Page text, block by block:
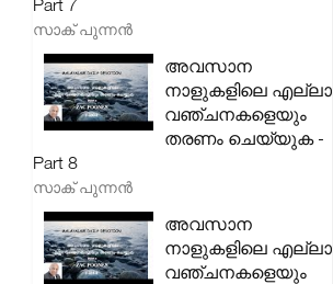
Part 7
സാക് പുന്നൻ
അവസാന
നാളുകളിലെ എല്ലാ
വഞ്ചനകളെയും
തരണം ചെയ്യുക -
Part 8
സാക് പുന്നൻ
അവസാന
നാളുകളിലെ എല്ലാ
വഞ്ചനകളെയും